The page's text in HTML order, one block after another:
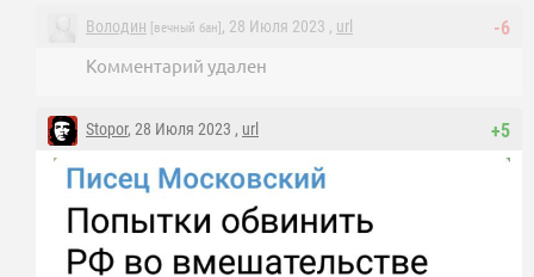
-6
Володин [вечный бан] , 28 Июля 2023 , url
Комментарий удален
+5
Stopor, 28 Июля 2023 , url